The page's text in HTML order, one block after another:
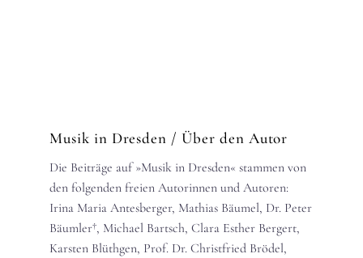
Musik in Dresden / Über den Autor
Die Beiträge auf »Musik in Dresden« stammen von
den folgenden freien Autorinnen und Autoren:
Irina Maria Antesberger, Mathias Bäumel, Dr. Peter
Bäumler†, Michael Bartsch, Clara Esther Bergert,
Karsten Blüthgen, Prof. Dr. Christfried Brödel,